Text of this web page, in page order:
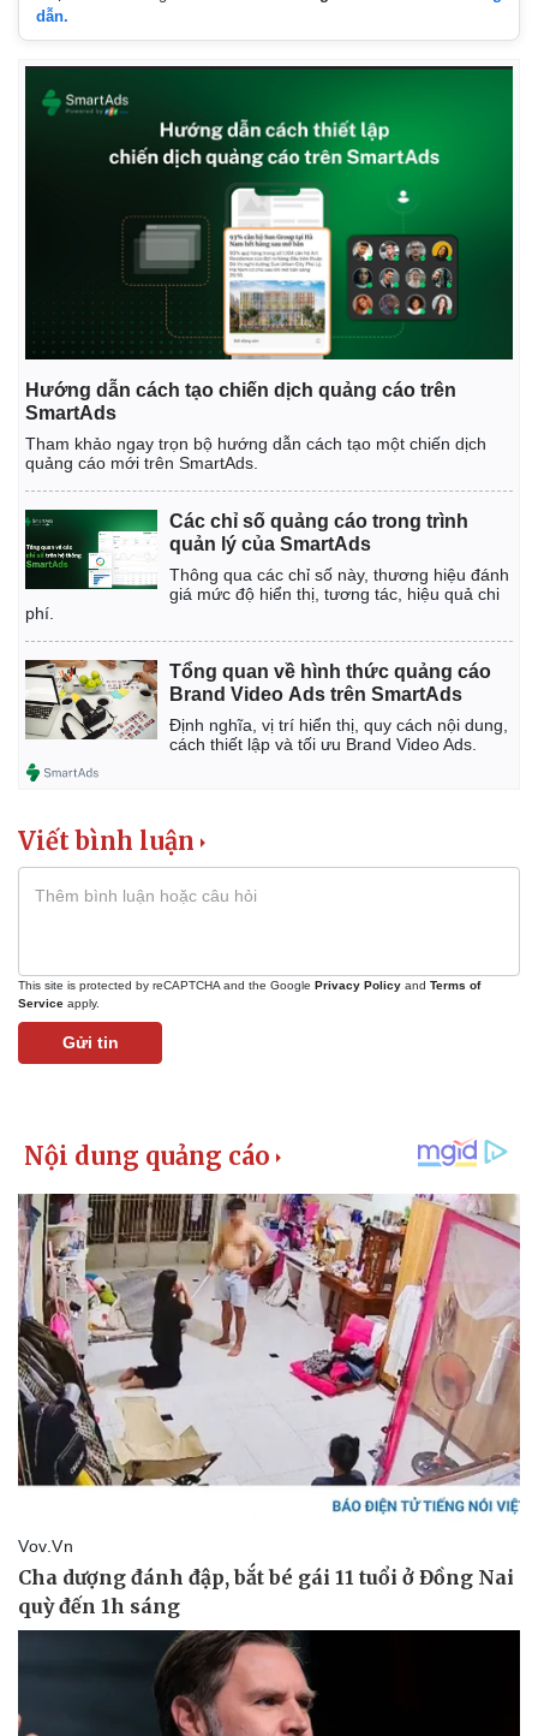
Lịch thi đấu bóng đá
Thế giới thể thao
eSports
Hậu trường
Xe máy
dẫn.
Hướng dẫn cách tạo chiến dịch quảng cáo trên
SmartAds
Tham khảo ngay trọn bộ hướng dẫn cách tạo một chiến dịch
quảng cáo mới trên SmartAds.
Các chỉ số quảng cáo trong trình
quản lý của SmartAds
Thông qua các chỉ số này, thương hiệu đánh
giá mức độ hiển thị, tương tác, hiệu quả chi
phí.
Tổng quan về hình thức quảng cáo
Brand Video Ads trên SmartAds
Định nghĩa, vị trí hiển thị, quy cách nội dung,
cách thiết lập và tối ưu Brand Video Ads.
Viết bình luận
This site is protected by reCAPTCHA and the Google Privacy Policy and Terms of
Service apply.
Gửi tin